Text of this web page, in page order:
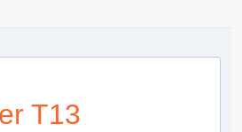
T13